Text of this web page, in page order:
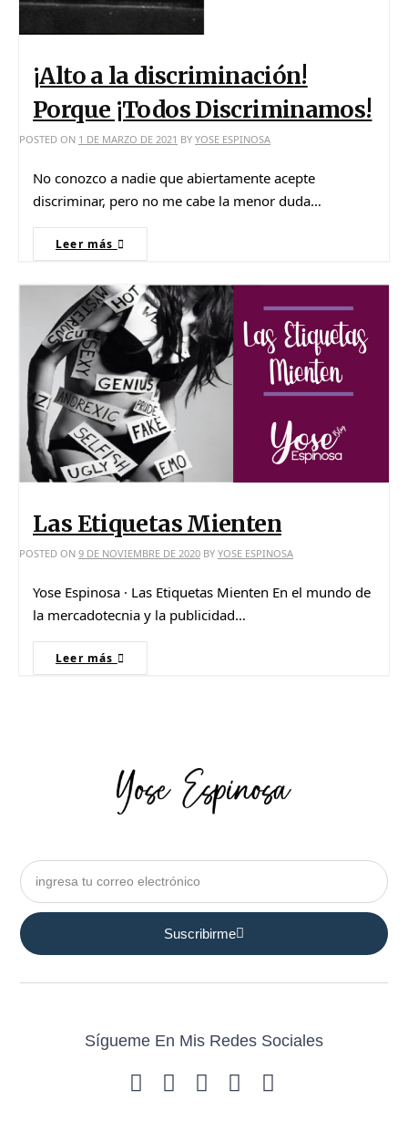
¡Alto a la discriminación!
Porque ¡Todos Discriminamos!
POSTED ON 1 DE MARZO DE 2021 BY YOSE ESPINOSA
No conozco a nadie que abiertamente acepte
discriminar, pero no me cabe la menor duda…
Leer más
Las Etiquetas Mienten
POSTED ON 9 DE NOVIEMBRE DE 2020 BY YOSE ESPINOSA
Yose Espinosa · Las Etiquetas Mienten En el mundo de
la mercadotecnia y la publicidad…
Leer más
Suscribirme
Sígueme En Mis Redes Sociales